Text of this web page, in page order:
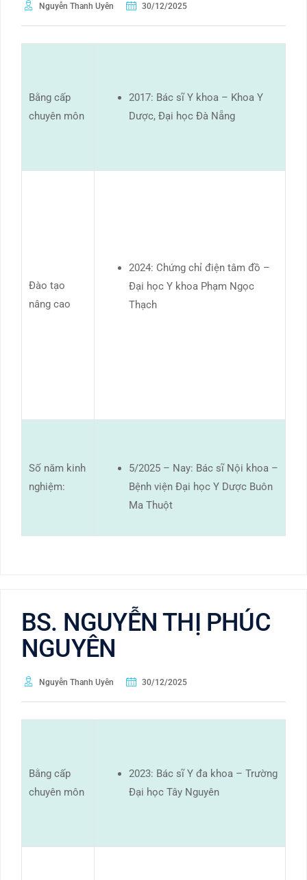
Nguyễn Thanh Uyên 30/12/2025
Bằng cấp
chuyên môn
2017: Bác sĩ Y khoa – Khoa Y
Dược, Đại học Đà Nẵng
Đào tạo
nâng cao
2024: Chứng chỉ điện tâm đồ –
Đại học Y khoa Phạm Ngọc
Thạch
Số năm kinh
nghiệm:
5/2025 – Nay: Bác sĩ Nội khoa –
Bệnh viện Đại học Y Dược Buôn
Ma Thuột
BS. NGUYỄN THỊ PHÚC
NGUYÊN
Nguyễn Thanh Uyên 30/12/2025
Bằng cấp
chuyên môn
2023: Bác sĩ Y đa khoa – Trường
Đại học Tây Nguyên